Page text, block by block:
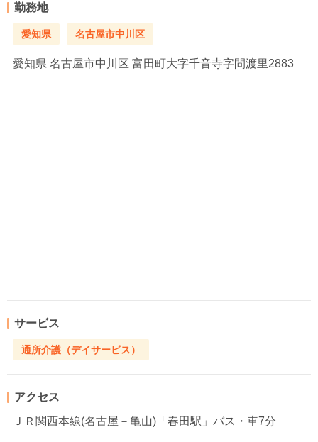
勤務地
愛知県 名古屋市中川区
愛知県 名古屋市中川区 富田町大字千音寺字間渡里2883
サービス
通所介護（デイサービス）
アクセス
ＪＲ関西本線(名古屋－亀山)「春田駅」バス・車7分